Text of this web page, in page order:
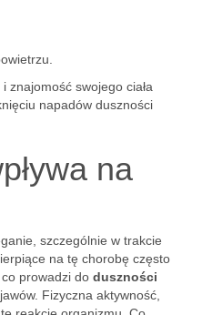
i znajomość swojego ciała
napadów duszności
na
szczególnie w trakcie
na tę chorobę często
prowadzi do duszności
Fizyczna aktywność,